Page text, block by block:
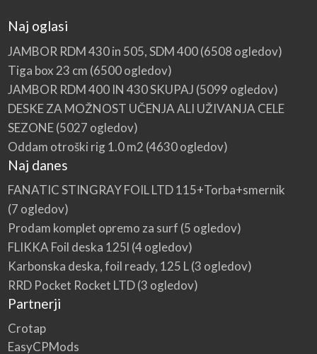
Naj oglasi
JAMBOR RDM 430 in 505, SDM 400(6508 ogledov)
Tiga box 23 cm (6500 ogledov)
JAMBOR RDM 400 IN 430 SKUPAJ (5099 ogledov)
DESKE ZA MOŽNOST UČENJA ALI UŽIVANJA CELE
SEZONE(5027 ogledov)
Oddam otroški rig 1.0 m2 (4630 ogledov)
Naj danes
FANATIC STINGRAY FOIL LTD 115+Torba+smernik
(7 ogledov)
Prodam komplet opremo za surf (5 ogledov)
FLIKKA Foil deska 125l (4 ogledov)
Karbonska deska, foil ready, 125 L(3 ogledov)
RRD Pocket Rocket LTD(3 ogledov)
Partnerji
Crotap
EasyCPMods